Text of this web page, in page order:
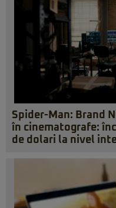
Spider-Man: Brand
în cinematografe:
de dolari la nivel